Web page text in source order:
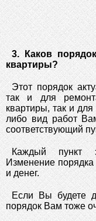
3. Каков
квартиры?
Этот порядок
так и для
квартиры, так и
либо вид работ
соответствующий
Каждый пункт
Изменение
и денег.
Если Вы будете
порядок Вам тоже